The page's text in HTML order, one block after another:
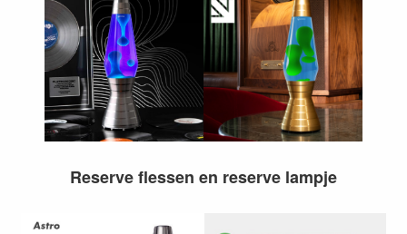
Reserve flessen en reserve lampje